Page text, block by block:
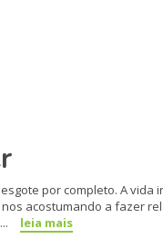
por completo. A
acostumando a fazer
leia mais